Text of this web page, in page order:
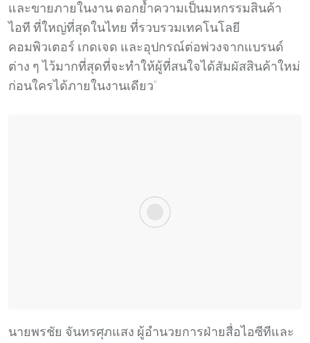
และขายภายในงาน ตอกย้ำความเป็นมหกรรมสินค้า
ไอที ที่ใหญ่ที่สุดในไทย ที่รวบรวมเทคโนโลยี
คอมพิวเตอร์ เกดเจด และอุปกรณ์ต่อพ่วงจากแบรนด์
ต่าง ๆ ไว้มากที่สุดที่จะทำให้ผู้ที่สนใจได้สัมผัสสินค้าใหม่
ก่อนใครได้ภายในงานเดียว”
นายพรชัย จันทรศุภแสง ผู้อำนวยการฝ่ายสื่อไอซีทีและ